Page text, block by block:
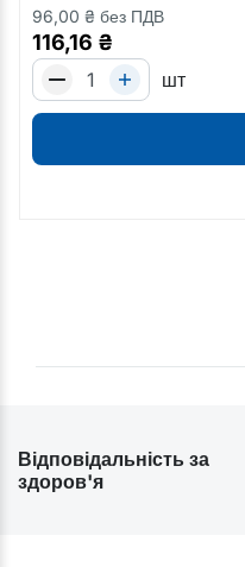
116,16 ₴
96,00 ₴ без ПДВ
шт
Відповідальність за
здоров'я